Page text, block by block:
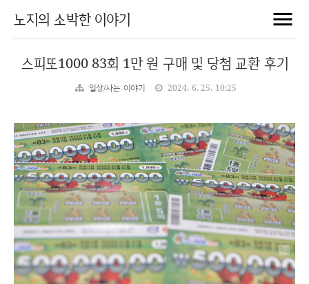
노지의 소박한 이야기
스피또1000 83회 1만 원 구매 및 당첨 교환 후기
일상/사는 이야기 2024. 6. 25. 10:25